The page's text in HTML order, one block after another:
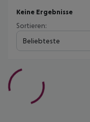
Keine Ergebnisse
Sortieren:
Beliebteste